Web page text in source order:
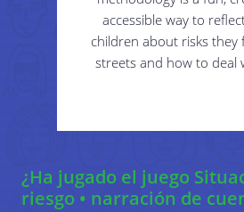
accessible way to
children about risks they
streets and how to deal
¿Ha jugado el juego
riesgo • narración de